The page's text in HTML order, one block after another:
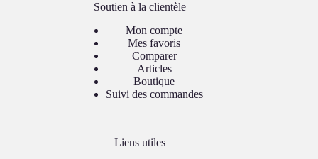
Soutien à la clientèle
Mon compte
Mes favoris
Comparer
Articles
Boutique
Suivi des commandes
Liens utiles